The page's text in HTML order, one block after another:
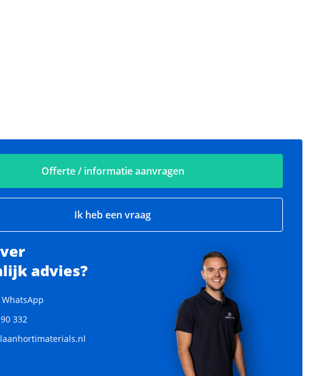
Offerte / informatie aanvragen
Ik heb een vraag
advies?
332